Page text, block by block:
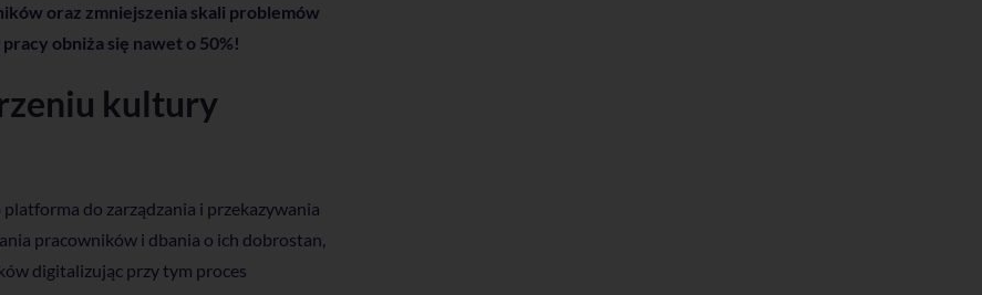
oraz zmniejszenia skali problemów
obniża się nawet o 50%!
kultury
do zarządzania i przekazywania
pracowników i dbania o ich dobrostan,
digitalizując przy tym proces